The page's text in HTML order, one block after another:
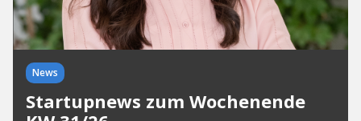
News
Startupnews zum Wochenende